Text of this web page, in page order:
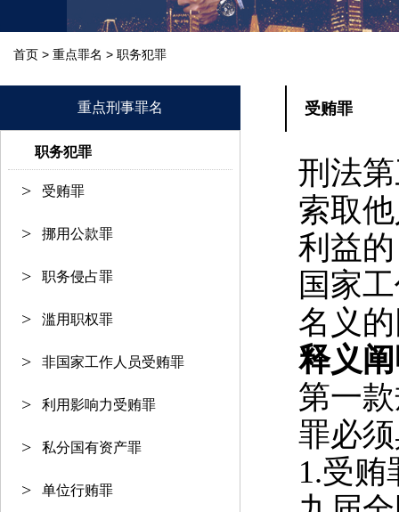
首页 > 重点罪名 > 职务犯罪
重点刑事罪名
职务犯罪
受贿罪
挪用公款罪
职务侵占罪
滥用职权罪
非国家工作人员受贿罪
利用影响力受贿罪
私分国有资产罪
单位行贿罪
受贿罪
刑法
索取
利益
国家
名义
释义
第一
罪必
1.受贿